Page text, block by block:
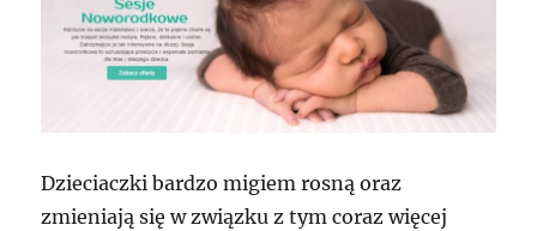
Dzieciaczki bardzo migiem rosną oraz
zmieniają się w związku z tym coraz więcej